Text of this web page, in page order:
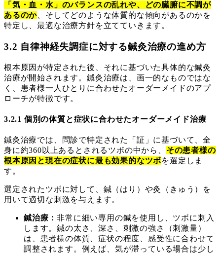
「気・血・水」のバランスの乱れや、どの臓腑に不調が
あるのか 、そしてどのような体質的な傾向があるのかを
特定し、最適な治療方針を立てていきます。
3.2 自律神経失調症に対する鍼灸治療の進め方
根本原因が特定された後、それに基づいた具体的な鍼灸
治療が開始されます。鍼灸治療は、画一的なものではな
く、患者様一人ひとりに合わせたオーダーメイドのアプ
ローチが特徴です。
3.2.1 個別の体質と症状に合わせたオーダーメイド治療
鍼灸治療では、問診で特定された「証」に基づいて、全
身に約360以上あるとされるツボの中から、 その患者様の
根本原因と現在の症状に最も効果的なツボを選定しま
す。
選定されたツボに対して、鍼（はり）や灸（きゅう）を
用いて適切な刺激を与えます。
鍼治療：非常に細い専用の鍼を使用し、ツボに刺入
します。鍼の太さ、深さ、刺激の強さ（刺激量）
は、患者様の体質、症状の程度、感受性に合わせて
調整されます。例えば、気が滞っている場合は少し